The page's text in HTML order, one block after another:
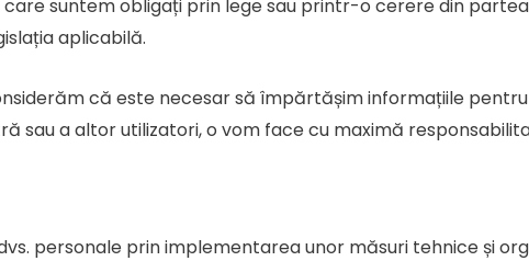
suntem obligați prin lege sau printr-o cerere din
aplicabilă.
că este necesar să împărtășim informațiile
sau a altor utilizatori, o vom face cu maximă
personale prin implementarea unor măsuri tehnice și